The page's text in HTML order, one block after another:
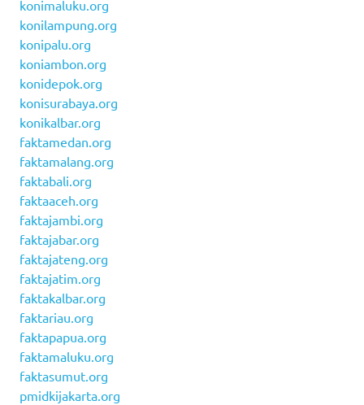
konimaluku.org
konilampung.org
konipalu.org
koniambon.org
konidepok.org
konisurabaya.org
konikalbar.org
faktamedan.org
faktamalang.org
faktabali.org
faktaaceh.org
faktajambi.org
faktajabar.org
faktajateng.org
faktajatim.org
faktakalbar.org
faktariau.org
faktapapua.org
faktamaluku.org
faktasumut.org
pmidkijakarta.org